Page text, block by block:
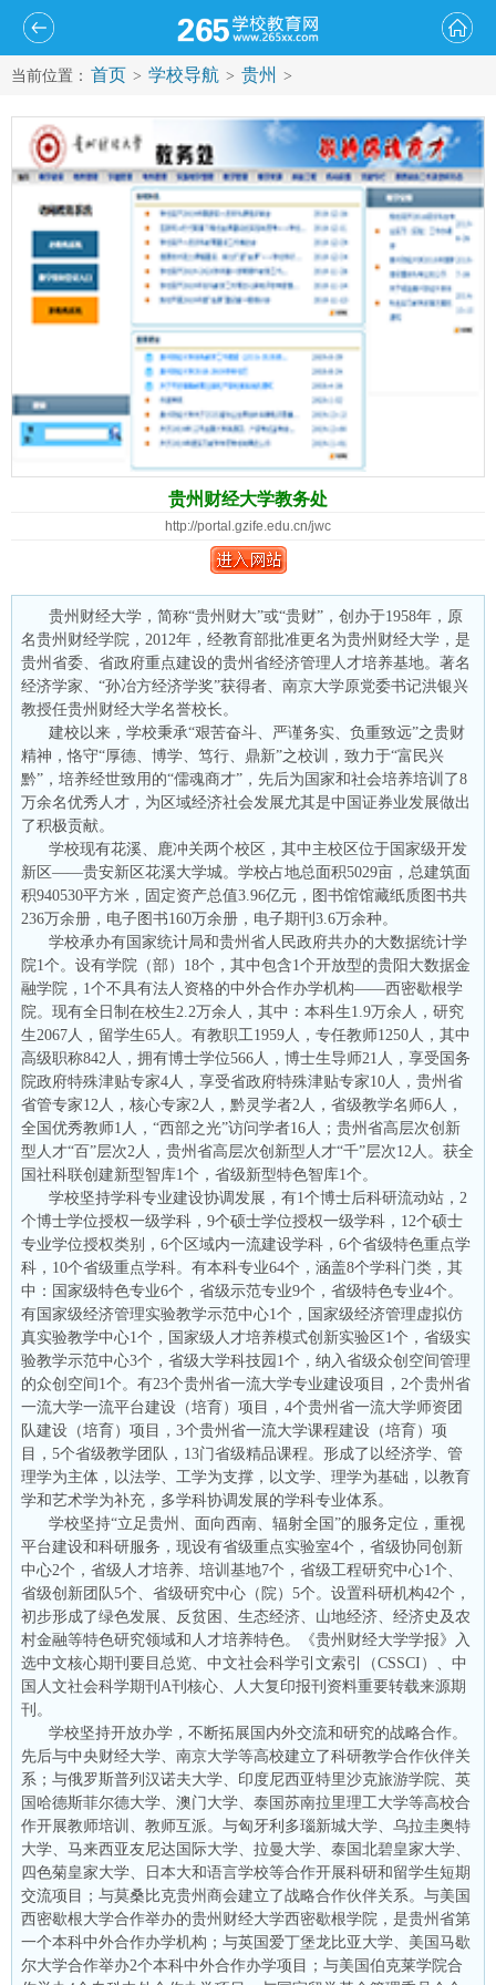
当前位置： 首页 > 学校导航 > 贵州 >
贵州财经大学教务处
http://portal.gzife.edu.cn/jwc
贵州财经大学，简称“贵州财大”或“贵财”，创办于1958年，原
名贵州财经学院，2012年，经教育部批准更名为贵州财经大学，是
贵州省委、省政府重点建设的贵州省经济管理人才培养基地。著名
经济学家、“孙冶方经济学奖”获得者、南京大学原党委书记洪银兴
教授任贵州财经大学名誉校长。
建校以来，学校秉承“艰苦奋斗、严谨务实、负重致远”之贵财
精神，恪守“厚德、博学、笃行、鼎新”之校训，致力于“富民兴
黔”，培养经世致用的“儒魂商才”，先后为国家和社会培养培训了8
万余名优秀人才，为区域经济社会发展尤其是中国证券业发展做出
了积极贡献。
学校现有花溪、鹿冲关两个校区，其中主校区位于国家级开发
新区——贵安新区花溪大学城。学校占地总面积5029亩，总建筑面
积940530平方米，固定资产总值3.96亿元，图书馆馆藏纸质图书共
236万余册，电子图书160万余册，电子期刊3.6万余种。
学校承办有国家统计局和贵州省人民政府共办的大数据统计学
院1个。设有学院（部）18个，其中包含1个开放型的贵阳大数据金
融学院，1个不具有法人资格的中外合作办学机构——西密歇根学
院。现有全日制在校生2.2万余人，其中：本科生1.9万余人，研究
生2067人，留学生65人。有教职工1959人，专任教师1250人，其中
高级职称842人，拥有博士学位566人，博士生导师21人，享受国务
院政府特殊津贴专家4人，享受省政府特殊津贴专家10人，贵州省
省管专家12人，核心专家2人，黔灵学者2人，省级教学名师6人，
全国优秀教师1人，“西部之光”访问学者16人；贵州省高层次创新
型人才“百”层次2人，贵州省高层次创新型人才“千”层次12人。获全
国社科联创建新型智库1个，省级新型特色智库1个。
学校坚持学科专业建设协调发展，有1个博士后科研流动站，2
个博士学位授权一级学科，9个硕士学位授权一级学科，12个硕士
专业学位授权类别，6个区域内一流建设学科，6个省级特色重点学
科，10个省级重点学科。有本科专业64个，涵盖8个学科门类，其
中：国家级特色专业6个，省级示范专业9个，省级特色专业4个。
有国家级经济管理实验教学示范中心1个，国家级经济管理虚拟仿
真实验教学中心1个，国家级人才培养模式创新实验区1个，省级实
验教学示范中心3个，省级大学科技园1个，纳入省级众创空间管理
的众创空间1个。有23个贵州省一流大学专业建设项目，2个贵州省
一流大学一流平台建设（培育）项目，4个贵州省一流大学师资团
队建设（培育）项目，3个贵州省一流大学课程建设（培育）项
目，5个省级教学团队，13门省级精品课程。形成了以经济学、管
理学为主体，以法学、工学为支撑，以文学、理学为基础，以教育
学和艺术学为补充，多学科协调发展的学科专业体系。
学校坚持“立足贵州、面向西南、辐射全国”的服务定位，重视
平台建设和科研服务，现设有省级重点实验室4个，省级协同创新
中心2个，省级人才培养、培训基地7个，省级工程研究中心1个、
省级创新团队5个、省级研究中心（院）5个。设置科研机构42个，
初步形成了绿色发展、反贫困、生态经济、山地经济、经济史及农
村金融等特色研究领域和人才培养特色。《贵州财经大学学报》入
选中文核心期刊要目总览、中文社会科学引文索引（CSSCI）、中
国人文社会科学期刊A刊核心、人大复印报刊资料重要转载来源期
刊。
学校坚持开放办学，不断拓展国内外交流和研究的战略合作。
先后与中央财经大学、南京大学等高校建立了科研教学合作伙伴关
系；与俄罗斯普列汉诺夫大学、印度尼西亚特里沙克旅游学院、英
国哈德斯菲尔德大学、澳门大学、泰国苏南拉里理工大学等高校合
作开展教师培训、教师互派。与匈牙利多瑙新城大学、乌拉圭奥特
大学、马来西亚友尼达国际大学、拉曼大学、泰国北碧皇家大学、
四色菊皇家大学、日本大和语言学校等合作开展科研和留学生短期
交流项目；与莫桑比克贵州商会建立了战略合作伙伴关系。与美国
西密歇根大学合作举办的贵州财经大学西密歇根学院，是贵州省第
一个本科中外合作办学机构；与英国爱丁堡龙比亚大学、美国马歇
尔大学合作举办2个本科中外合作办学项目；与美国伯克莱学院合